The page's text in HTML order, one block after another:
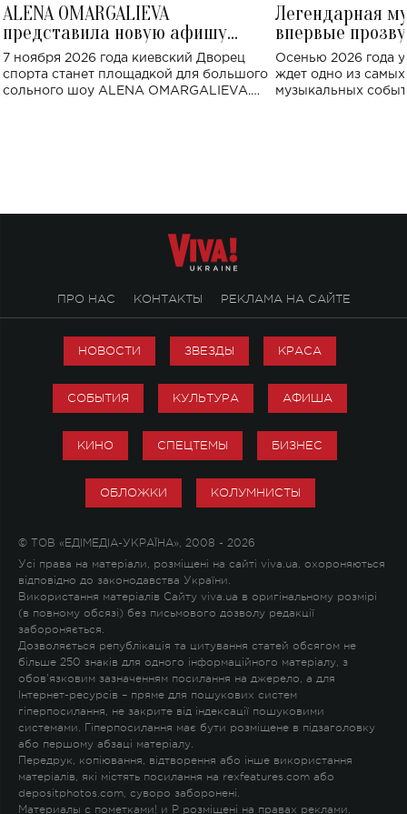
ALENA OMARGALIEVA
представила новую афишу
большого концерта во Дворце
спорта
7 ноября 2026 года киевский Дворец
спорта станет площадкой для большого
сольного шоу ALENA OMARGALIEVA.
Легендарная
впервые
Украине: где
Осенью 2026 года
ждет одно из
музыкальных
ПРО НАС КОНТАКТЫ РЕКЛАМА НА САЙТЕ
НОВОСТИ ЗВЕЗДЫ КРАСА
СОБЫТИЯ КУЛЬТУРА АФИША
КИНО СПЕЦТЕМЫ БИЗНЕС
ОБЛОЖКИ КОЛУМНИСТЫ
© ТОВ «ЕДІМЕДІА-УКРАЇНА», 2008 - 2026
Усі права на матеріали, розміщені на сайті viva.ua, охороняються
відповідно до законодавства України.
Використання матеріалів Сайту viva.ua в оригінальному розмірі
(в повному обсязі) без письмового дозволу редакції
забороняється.
Дозволяється републікація та цитування статей обсягом не
більше 250 знаків для одного інформаційного матеріалу, з
обов'язковим зазначенням посилання на джерело, а для
Інтернет-ресурсів – пряме для пошукових систем
гіперпосилання, не закрите від індексації пошуковими
системами. Гіперпосилання має бути розміщене в підзаголовку
або першому абзаці матеріалу.
Передрук, копіювання, відтворення або інше використання
матеріалів, які містять посилання на rexfeatures.com або
depositphotos.com, суворо заборонені.
Материалы с пометками! и P розміщені на правах реклами.